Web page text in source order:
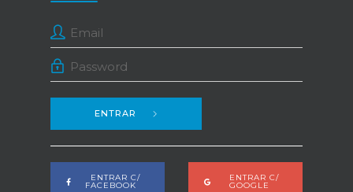
ENTRAR
ENTRAR C/
FACEBOOK
ENTRAR C/
GOOGLE